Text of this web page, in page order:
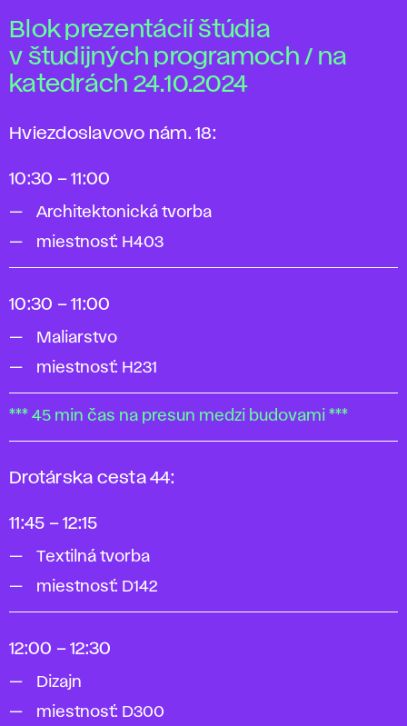
Blok prezentácií štúdia
v študijných programoch / na
katedrách 24.10.2024
Hviezdoslavovo nám. 18:
10:30 – 11:00
Architektonická tvorba
miestnosť: H403
10:30 – 11:00
Maliarstvo
miestnosť: H231
*** 45 min čas na presun medzi budovami ***
Drotárska cesta 44:
11:45 – 12:15
Textilná tvorba
miestnosť: D142
12:00 – 12:30
Dizajn
miestnosť: D300